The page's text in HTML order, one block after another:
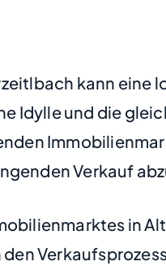
kann eine
Idylle und die
Verkauf
in